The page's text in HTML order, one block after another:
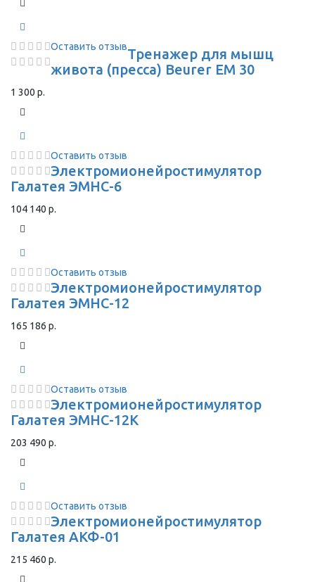
Оставить отзывТренажер для мышц
живота (пресса) Beurer EM 30
1 300 р.
Оставить отзыв
Электромионейростимулятор
Галатея ЭМНС-6
104 140 р.
Оставить отзыв
Электромионейростимулятор
Галатея ЭМНС-12
165 186 р.
Оставить отзыв
Электромионейростимулятор
Галатея ЭМНС-12К
203 490 р.
Оставить отзыв
Электромионейростимулятор
Галатея АКФ-01
215 460 р.